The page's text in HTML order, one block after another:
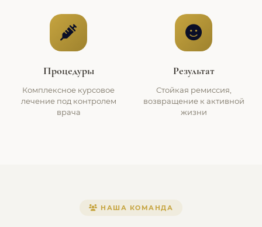
Процедуры
Комплексное курсовое
лечение под контролем
врача
Результат
Стойкая ремиссия,
возвращение к активной
жизни
НАША КОМАНДА